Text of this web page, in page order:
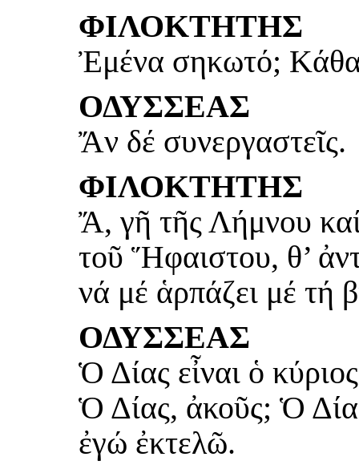
ΦΙΛΟΚΤΗΤΗΣ
Ἐμένα σηκωτό;
ΟΔΥΣΣΕΑΣ
Ἄν δέ συνεργαστεῖς.
ΦΙΛΟΚΤΗΤΗΣ
Ἄ, γῆ τῆς Λήμνου
τοῦ Ἥφαιστου, θ’
νά μέ ἁρπάζει μέ τή
ΟΔΥΣΣΕΑΣ
Ὁ Δίας εἶναι ὁ
Ὁ Δίας, ἀκοῦς; Ὁ
ἐγώ ἐκτελῶ.